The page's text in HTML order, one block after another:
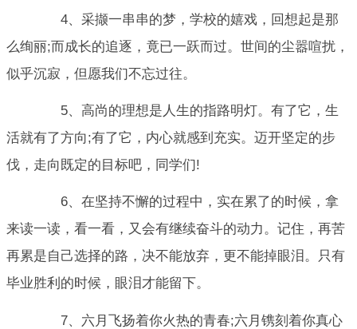
4、采撷一串串的梦，学校的嬉戏，回想起是那
么绚丽;而成长的追逐，竟已一跃而过。世间的尘嚣喧扰，
似乎沉寂，但愿我们不忘过往。
5、高尚的理想是人生的指路明灯。有了它，生
活就有了方向;有了它，内心就感到充实。迈开坚定的步
伐，走向既定的目标吧，同学们!
6、在坚持不懈的过程中，实在累了的时候，拿
来读一读，看一看，又会有继续奋斗的动力。记住，再苦
再累是自己选择的路，决不能放弃，更不能掉眼泪。只有
毕业胜利的时候，眼泪才能留下。
7、六月飞扬着你火热的青春;六月镌刻着你真心